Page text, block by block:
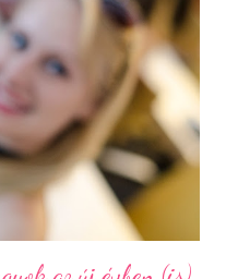
előtag a település
melyeket ma is meg lehet
mielőtt ide eljutnánk,
főtéren, ahol a
István Templom magas...